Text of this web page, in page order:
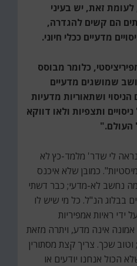
לעומת זאת, יש בעיני
הם קשים להגדרה,
מדעיים ככלי חיוני.
כלומר מבוסס
שמושגים מדעיים
ושתאוריות מדעיות
ותצפיות ולאו דווקא
העולם."
לי שדר' מלמד-כץ לא
כמובן שלא איכנס
נחשב לא-מדעי; כבר דשתי
בבלוג הנ"ל. כל מי שיש לו
ראיות אמפיריות
אינה מדע, ויתרה מזאת
שכך. צריך קצת מסתורין
הכול אנחנו יודעים או